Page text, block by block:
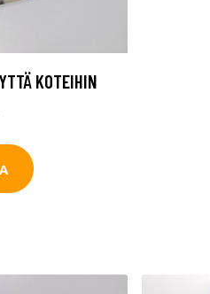
KOTEIHIN